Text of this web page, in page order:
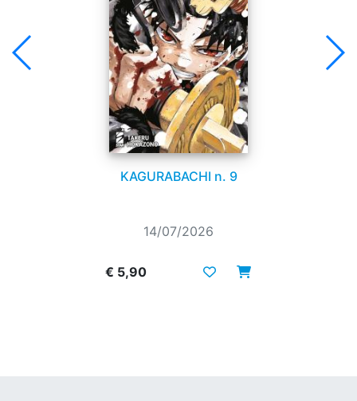
KAGURABACHI n. 9
14/07/2026
€ 5,90